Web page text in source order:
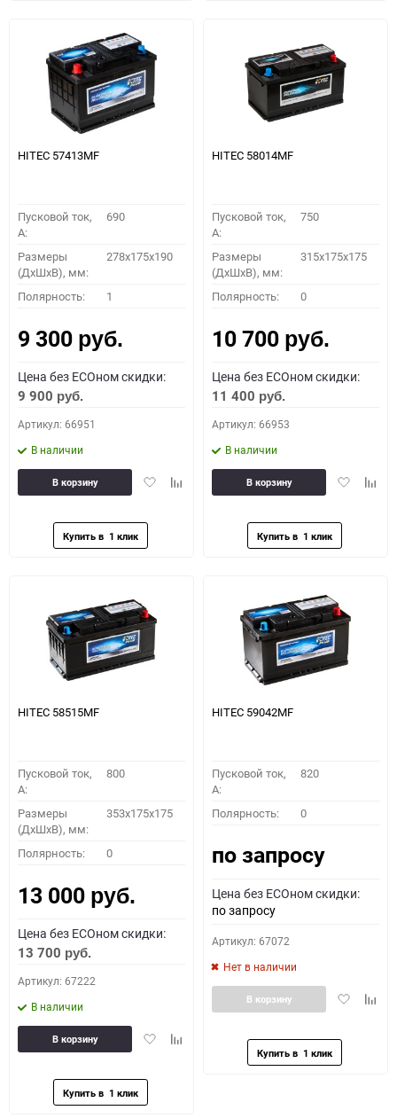
HITEC 57413MF
Пусковой ток,
A:
690
Размеры
(ДхШхВ), мм:
278x175x190
Полярность: 1
9 300 руб.
Цена без ECOном скидки:
9 900 руб.
Артикул: 66951
В наличии
ДобавитьДобавить
В корзину
HITEC 58014MF
Пусковой ток,
A:
750
Размеры
(ДхШхВ), мм:
315x175x175
Полярность: 0
10 700 руб.
Цена без ECOном скидки:
11 400 руб.
Артикул: 66953
В наличии
Добавить
В корзину
HITEC 58515MF
Пусковой ток,
A:
800
Размеры
(ДхШхВ), мм:
353x175x175
Полярность: 0
13 000 руб.
Цена без ECOном скидки:
13 700 руб.
Артикул: 67222
В наличии
ДобавитьДобавить
В корзину
HITEC 59042MF
Пусковой ток,
A:
820
Полярность: 0
по запросу
Цена без ECOном скидки:
по запросу
Артикул: 67072
Нет в наличии
Добавить
В корзину